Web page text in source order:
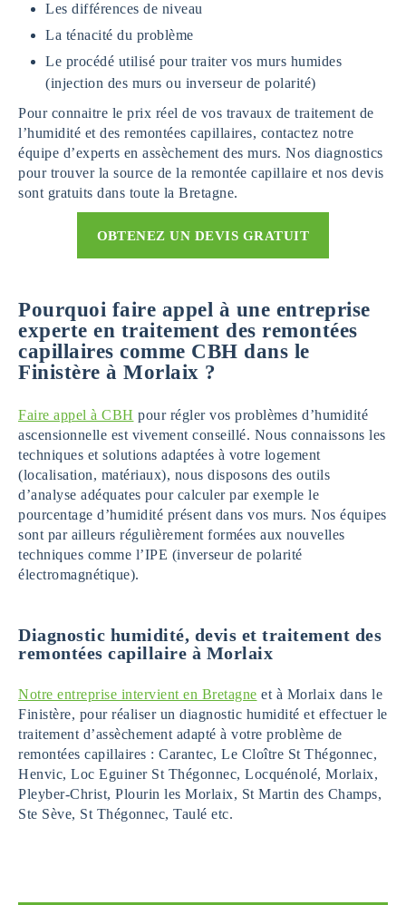
Les différences de niveau
La ténacité du problème
Le procédé utilisé pour traiter vos murs humides
(injection des murs ou inverseur de polarité)
Pour connaitre le prix réel de vos travaux de traitement de
l’humidité et des remontées capillaires, contactez notre
équipe d’experts en assèchement des murs. Nos diagnostics
pour trouver la source de la remontée capillaire et nos devis
sont gratuits dans toute la Bretagne.
OBTENEZ UN DEVIS GRATUIT
Pourquoi faire appel à une entreprise
experte en traitement des remontées
capillaires comme CBH dans le
Finistère à Morlaix ?
Faire appel à CBH pour régler vos problèmes d’humidité
ascensionnelle est vivement conseillé. Nous connaissons les
techniques et solutions adaptées à votre logement
(localisation, matériaux), nous disposons des outils
d’analyse adéquates pour calculer par exemple le
pourcentage d’humidité présent dans vos murs. Nos équipes
sont par ailleurs régulièrement formées aux nouvelles
techniques comme l’IPE (inverseur de polarité
électromagnétique).
Diagnostic humidité, devis et traitement des
remontées capillaire à Morlaix
Notre entreprise intervient en Bretagne et à Morlaix dans le
Finistère, pour réaliser un diagnostic humidité et effectuer le
traitement d’assèchement adapté à votre problème de
remontées capillaires : Carantec, Le Cloître St Thégonnec,
Henvic, Loc Eguiner St Thégonnec, Locquénolé, Morlaix,
Pleyber-Christ, Plourin les Morlaix, St Martin des Champs,
Ste Sève, St Thégonnec, Taulé etc.